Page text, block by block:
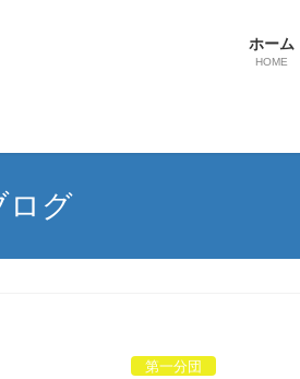
ホーム
HOME
ログ
第一分団